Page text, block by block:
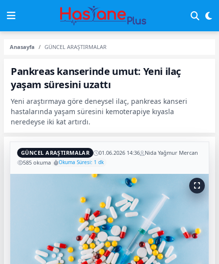
Anasayfa GÜNCEL ARAŞTIRMALAR
Pankreas kanserinde umut: Yeni ilaç
yaşam süresini uzattı
Yeni araştırmaya göre deneysel ilaç, pankreas kanseri
hastalarında yaşam süresini kemoterapiye kıyasla
neredeyse iki kat artırdı.
GÜNCEL ARAŞTIRMALAR 01.06.2026 14:36
Nida Yağmur Mercan
585 okuma
Okuma Süresi: 1 dk